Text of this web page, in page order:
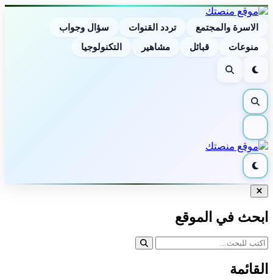
الاسرة والمجتمع تردد القنوات
سؤال وجواب
منوعات
قبائل مشاهير التكنولوجيا
الوضع
بحث
بحث
القائمة
الوضع
الليلي
إغلاق
ابحث في الموقع
القائمة